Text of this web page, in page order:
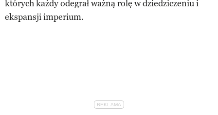
których każdy odegrał ważną rolę w dziedziczeniu i
ekspansji imperium.